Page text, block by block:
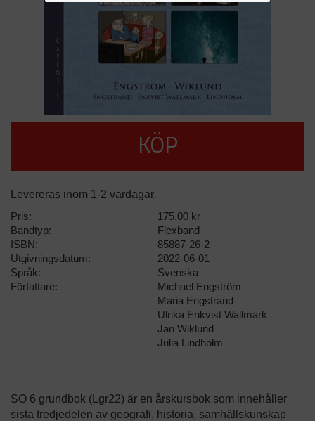
KÖP
Levereras inom 1-2 vardagar.
Pris:
175,00 kr
Bandtyp:
Flexband
ISBN:
85887-26-2
Utgivningsdatum:
2022-06-01
Språk:
Svenska
Författare:
Michael Engström
Maria Engstrand
Ulrika Enkvist Wallmark
Jan Wiklund
Julia Lindholm
SO 6 grundbok (Lgr22) är en årskursbok som innehåller
sista tredjedelen av geografi, historia, samhällskunskap